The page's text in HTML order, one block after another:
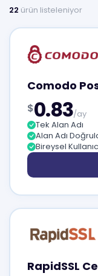
22 ürün listeleniyor
Comodo
$0.83/ay
Tek Alan Adı
Alan Adı
Bireysel
RapidSSL